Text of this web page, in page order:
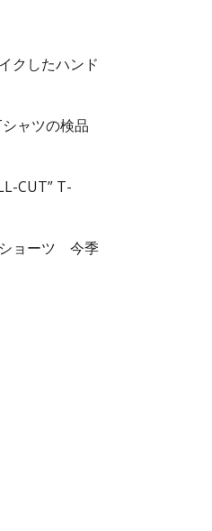
クしたハンド
ャツの検品
CUT” T-
ョーツ 今季